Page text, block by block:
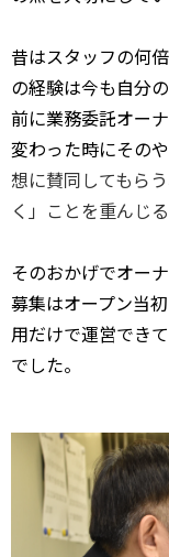
昔はスタッフの何
の経験は今も自分
前に業務委託オー
変わった時にその
想に賛同してもら
く」ことを重んじ
そのおかげでオー
募集はオープン当
用だけで運営でき
でした。